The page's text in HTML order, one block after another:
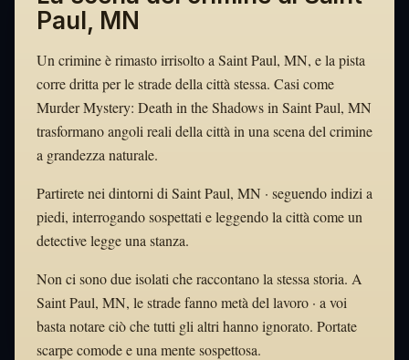
Paul, MN
Un crimine è rimasto irrisolto a Saint Paul, MN, e la pista
corre dritta per le strade della città stessa. Casi come
Murder Mystery: Death in the Shadows in Saint Paul, MN
trasformano angoli reali della città in una scena del crimine
a grandezza naturale.
Partirete nei dintorni di Saint Paul, MN · seguendo indizi a
piedi, interrogando sospettati e leggendo la città come un
detective legge una stanza.
Non ci sono due isolati che raccontano la stessa storia. A
Saint Paul, MN, le strade fanno metà del lavoro · a voi
basta notare ciò che tutti gli altri hanno ignorato. Portate
scarpe comode e una mente sospettosa.